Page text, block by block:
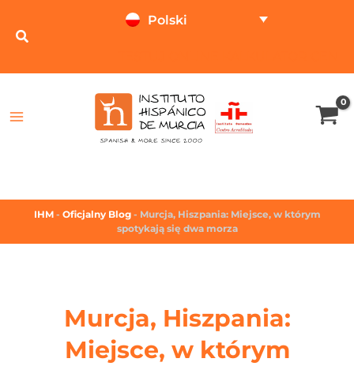
Polski
IHM - Oficjalny Blog - Murcja, Hiszpania: Miejsce, w którym
spotykają się dwa morza
Murcja, Hiszpania:
Miejsce, w którym